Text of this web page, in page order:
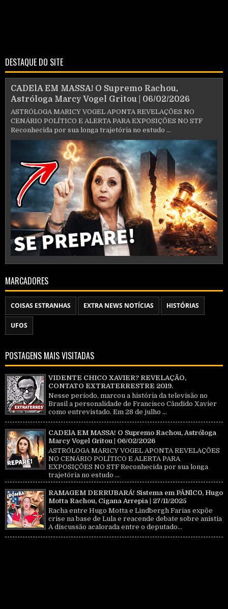
DESTAQUE DO SITE
CADElA EM MASSA! O Supremo Rachou,
Astróloga Marcy Vogel Gritou | 06/02/2026
ASTRÓLOGA MARICY VOGEL APONTA REVELAÇÕES NO
CENÁRIO POLÍTICO E ALERTA PARA EXPOSIÇÕES NO STF
Reconhecida por sua longa trajetória no estudo ...
MARCADORES
COISAS ESTRANHAS EXTRA NEWS NOTÍCIAS HISTÓRIAS
UFOS
POSTAGENS MAIS VISITADAS
VIDENTE CHICO XAVIER? REVELAÇÃO,
CONTATO EXTRATERRESTRE 2019.
Nesse período, marcou a história da televisão no
Brasil a personalidade de Francisco Cândido Xavier
como entrevistado. Em 28 de julho ...
CADElA EM MASSA! O Supremo Rachou, Astróloga
Marcy Vogel Gritou | 06/02/2026
ASTRÓLOGA MARICY VOGEL APONTA REVELAÇÕES
NO CENÁRIO POLÍTICO E ALERTA PARA
EXPOSIÇÕES NO STF Reconhecida por sua longa
trajetória no estudo ...
RAMAGEM DERRUBARÁ! Sistema em PÂNlC0, Hugo
Motta Rachou, Cigana Arrepia | 27/11/2025
Racha entre Hugo Motta e Lindbergh Farias expõe
crise na base de Lula e reacende debate sobre anistia
A discussão acalorada entre o deputado...